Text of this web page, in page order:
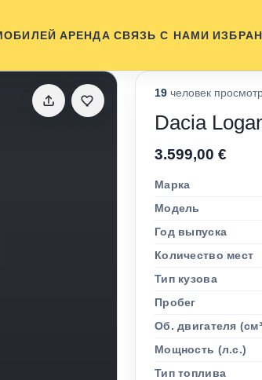
АРЕНДА СВЯЗЬ С НАМИ
19 человек
Dacia
3.599,00 €
Марка
Модель
Год выпуска
Количество мест
Тип кузова
Пробег
Об. двигателя
Мощность (л.с.)
Тип топлива